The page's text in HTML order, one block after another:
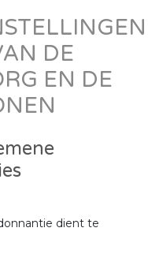
DE
EN DE
dient te